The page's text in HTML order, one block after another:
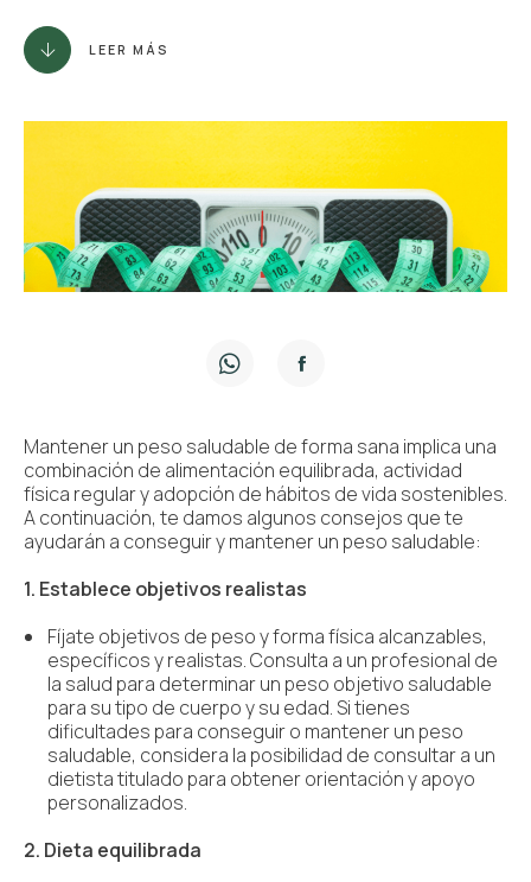
LEER MÁS
Mantener un peso saludable de forma sana implica una
combinación de alimentación equilibrada, actividad
física regular y adopción de hábitos de vida sostenibles.
A continuación, te damos algunos consejos que te
ayudarán a conseguir y mantener un peso saludable:
1. Establece objetivos realistas
Fíjate objetivos de peso y forma física alcanzables,
específicos y realistas. Consulta a un profesional de
la salud para determinar un peso objetivo saludable
para su tipo de cuerpo y su edad. Si tienes
dificultades para conseguir o mantener un peso
saludable, considera la posibilidad de consultar a un
dietista titulado para obtener orientación y apoyo
personalizados.
2. Dieta equilibrada